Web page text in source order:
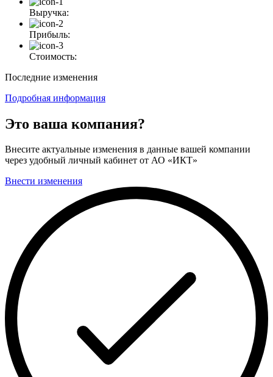
Выручка:
Прибыль:
Стоимость:
Последние изменения
Подробная информация
Это ваша компания?
Внесите актуальные изменения в данные вашей компании
через удобный личный кабинет от АО «ИКТ»
Внести изменения